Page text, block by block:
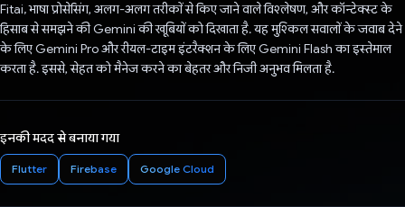
Fitai, भाषा प्रोसेसिंग, अलग-अलग तरीकों से किए जाने वाले विश्लेषण, और कॉन्टेक्स्ट के
हिसाब से समझने की Gemini की खूबियों को दिखाता है. यह मुश्किल सवालों के जवाब देने
के लिए Gemini Pro और रीयल-टाइम इंटरैक्शन के लिए Gemini Flash का इस्तेमाल
करता है. इससे, सेहत को मैनेज करने का बेहतर और निजी अनुभव मिलता है.
इनकी मदद से बनाया गया
Flutter Firebase Google Cloud